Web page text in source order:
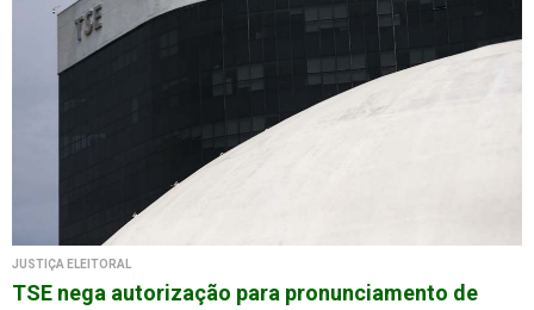
JUSTIÇA ELEITORAL
TSE nega autorização para pronunciamento de